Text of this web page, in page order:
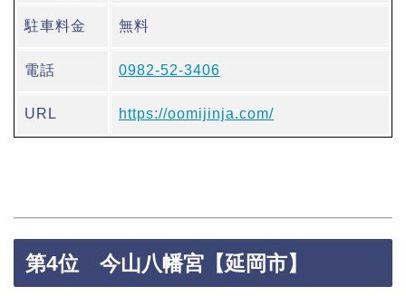
駐車料金 無料
電話 0982-52-3406
URL https://oomijinja.com/
第4位 今山八幡宮【延岡市】